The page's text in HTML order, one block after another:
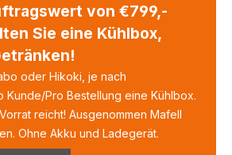
von €799,-
Sie eine Kühlbox,
oder Hikoki, je nach
Kunde/Pro Bestellung eine Kühlbox.
reicht! Ausgenommen Mafell
Ohne Akku und Ladegerät.